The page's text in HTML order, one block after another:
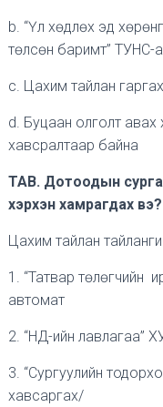
b. “Үл хөдлөх эд
төлсөн баримт” ТУНС-
c. Цахим тайлан
d. Буцаан олголт авах
хавсралтаар байна
ТАВ. Дотоодын
хэрхэн хамрагдах вэ?
Цахим тайлан
1. “Татвар төлөгчийн
автомат
2. “НД-ийн лавлагаа”
3. “Сургуулийн
хавсаргах/